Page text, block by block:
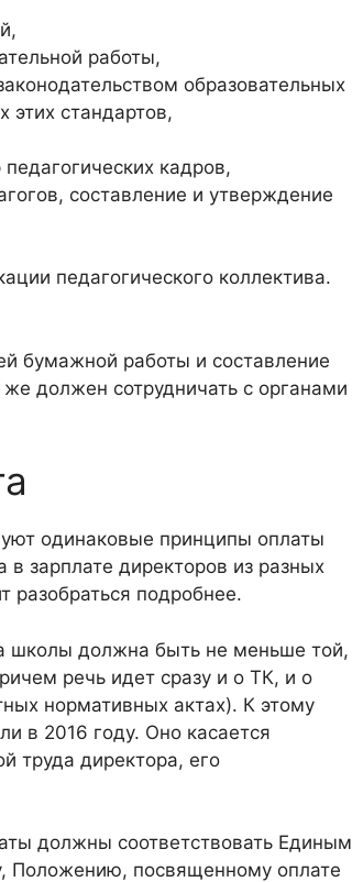
работы,
образовательных
этих стандартов,
кадров,
составление и утверждение
педагогического коллектива.
бумажной работы и составление
должен сотрудничать с органами
одинаковые принципы оплаты
зарплате директоров из разных
разобраться подробнее.
школы должна быть не меньше той,
речь идет сразу и о ТК, и о
нормативных актах). К этому
в 2016 году. Оно касается
труда директора, его
должны соответствовать Единым
Положению, посвященному оплате